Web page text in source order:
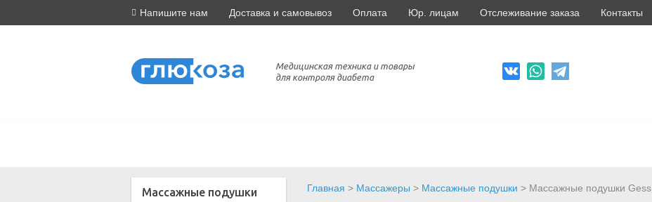
Напишите нам Доставка и самовывоз Оплата Юр. лицам Отслеживание заказа Контакты
Медицинская техника и товары
для контроля диабета
Главная > Массажеры > Массажные подушки > Массажные подушки Gess
Массажные подушки